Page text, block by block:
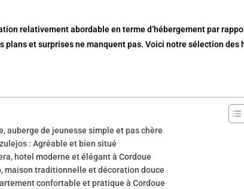
relativement abordable en terme d’hébergement par
plans et surprises ne manquent pas. Voici notre sélection
auberge de jeunesse simple et pas chère
: Agréable et bien situé
hotel moderne et élégant à Cordoue
maison traditionnelle et décoration douce
confortable et pratique à Cordoue